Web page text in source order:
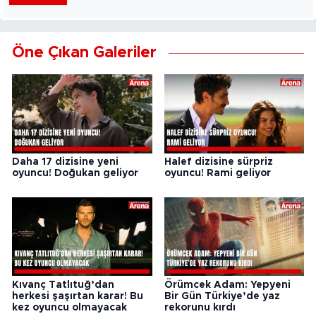
Öne Çıkan Galeriler
Daha 17 dizisine yeni
oyuncu! Doğukan geliyor
Halef dizisine sürpriz
oyuncu! Rami geliyor
Kıvanç Tatlıtuğ’dan
herkesi şaşırtan karar! Bu
kez oyuncu olmayacak
Örümcek Adam: Yepyeni
Bir Gün Türkiye’de yaz
rekorunu kırdı